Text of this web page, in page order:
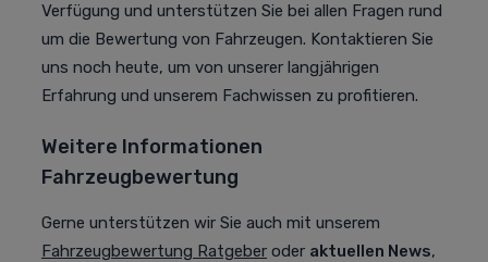
Verfügung und unterstützen Sie bei allen Fragen rund
um die Bewertung von Fahrzeugen. Kontaktieren Sie
uns noch heute, um von unserer langjährigen
Erfahrung und unserem Fachwissen zu profitieren.
Weitere Informationen
Fahrzeugbewertung
Gerne unterstützen wir Sie auch mit unserem
Fahrzeugbewertung Ratgeber oder aktuellen News,